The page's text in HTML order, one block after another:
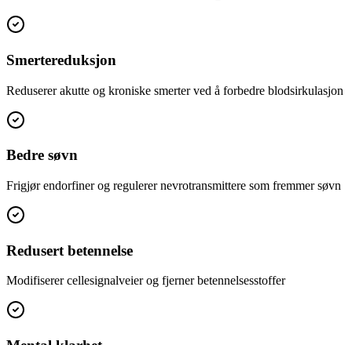
Smertereduksjon
Reduserer akutte og kroniske smerter ved å forbedre blodsirkulasjon
Bedre søvn
Frigjør endorfiner og regulerer nevrotransmittere som fremmer søvn
Redusert betennelse
Modifiserer cellesignalveier og fjerner betennelsesstoffer